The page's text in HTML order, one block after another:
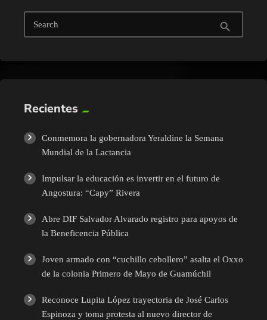
Search search
Recientes
Conmemora la gobernadora Yeraldine la Semana
Mundial de la Lactancia
Impulsar la educación es invertir en el futuro de
Angostura: “Capy” Rivera
Abre DIF Salvador Alvarado registro para apoyos de
la Beneficencia Pública
Joven armado con “cuchillo cebollero” asalta el Oxxo
de la colonia Primero de Mayo de Guamúchil
Reconoce Lupita López trayectoria de José Carlos
Espinoza y toma protesta al nuevo director de